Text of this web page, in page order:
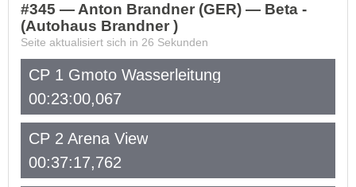
#345 — Anton Brandner (GER) — Beta -
(Autohaus Brandner )
Seite aktualisiert sich in 26 Sekunden
CP 1 Gmoto Wasserleitung
00:23:00,067
CP 2 Arena View
00:37:17,762